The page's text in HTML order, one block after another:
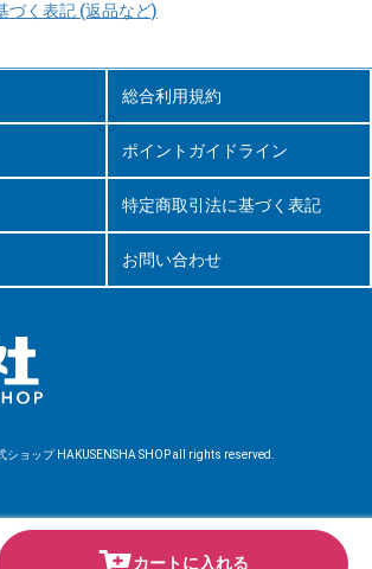
カートに入れる
づく表記 (返品など)
総合利用規約
ポイントガイドライン
特定商取引法に基づく表記
お問い合わせ
ショップ HAKUSENSHA SHOP all rights reserved.